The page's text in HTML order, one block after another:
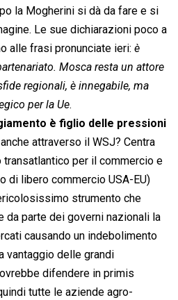
la Mogherini si dà da fare e si
Le sue dichiarazioni poco a
alle frasi pronunciate ieri:  è
Mosca resta un attore
regionali, è innegabile, ma
per la Ue.
è figlio delle pressioni
attraverso il WSJ? Centra
transatlantico per il commercio e
di libero commercio USA-EU)
strumento che
da parte dei governi nazionali la
causando un indebolimento
vantaggio delle grandi
difendere in primis
tutte le aziende agro-